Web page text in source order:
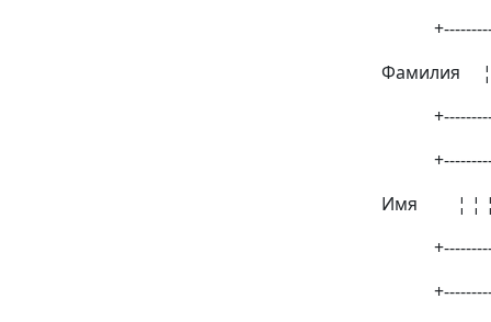
Фамилия ¦ ¦
Имя ¦ ¦ ¦ ¦